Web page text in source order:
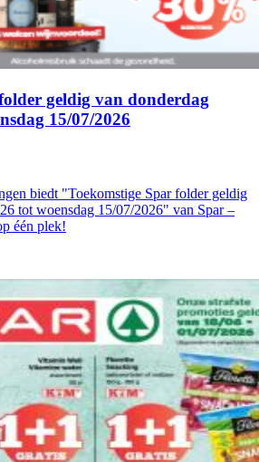
geldig van donderdag
15/07/2026
biedt "Toekomstige Spar folder geldig
tot woensdag 15/07/2026" van Spar –
één plek!